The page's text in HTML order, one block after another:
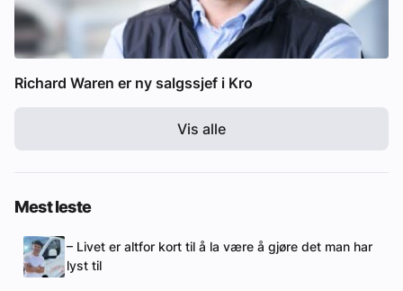
Richard Waren er ny salgssjef i Kro
Vis alle
Mest leste
– Livet er altfor kort til å la være å gjøre det man har
lyst til